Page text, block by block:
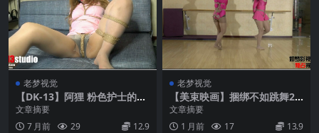
老梦视觉
【DK-13】阿狸 粉色护士的诱
惑！连体肉丝+口球！极限挑
文章摘要
7 月前
29 12.9
老梦视觉
【美束映画】捆绑不如跳舞2
上集是镣铐，下集自然要回归
文章摘要
1 月前
17 13.9